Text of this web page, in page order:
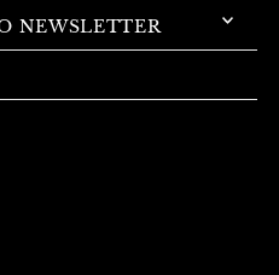
NEWSLETTER